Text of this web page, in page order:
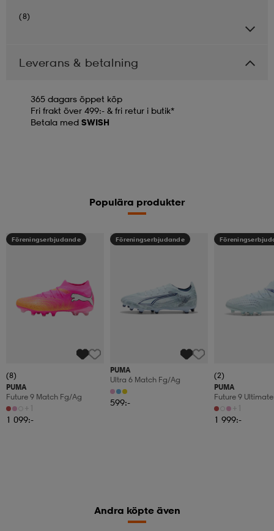
(8)
Leverans & betalning
365 dagars öppet köp
Fri frakt över 499:- & fri retur i butik*
Betala med SWISH
Populära produkter
Föreningserbjudande
(8)
PUMA
Future 9 Match Fg/ag
+1
1 099:-
Föreningserbjudande
PUMA
Ultra 6 Match Fg/ag
599:-
(2)
PUMA
Future 9
+1
1 999:-
Andra köpte även